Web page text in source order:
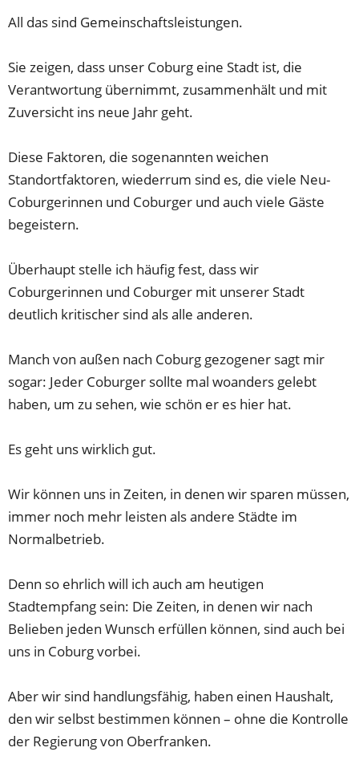
All das sind Gemeinschaftsleistungen.
Sie zeigen, dass unser Coburg eine Stadt ist, die
Verantwortung übernimmt, zusammenhält und mit
Zuversicht ins neue Jahr geht.
Diese Faktoren, die sogenannten weichen
Standortfaktoren, wiederrum sind es, die viele Neu-
Coburgerinnen und Coburger und auch viele Gäste
begeistern.
Überhaupt stelle ich häufig fest, dass wir
Coburgerinnen und Coburger mit unserer Stadt
deutlich kritischer sind als alle anderen.
Manch von außen nach Coburg gezogener sagt mir
sogar: Jeder Coburger sollte mal woanders gelebt
haben, um zu sehen, wie schön er es hier hat.
Es geht uns wirklich gut.
Wir können uns in Zeiten, in denen wir sparen müssen,
immer noch mehr leisten als andere Städte im
Normalbetrieb.
Denn so ehrlich will ich auch am heutigen
Stadtempfang sein: Die Zeiten, in denen wir nach
Belieben jeden Wunsch erfüllen können, sind auch bei
uns in Coburg vorbei.
Aber wir sind handlungsfähig, haben einen Haushalt,
den wir selbst bestimmen können – ohne die Kontrolle
der Regierung von Oberfranken.